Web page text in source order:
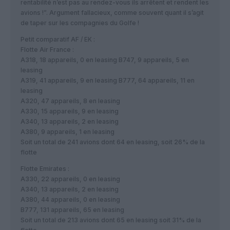
rentabilité n’est pas au rendez-vous ils arrêtent et rendent les
avions !”. Argument fallacieux, comme souvent quant il s’agit
de taper sur les compagnies du Golfe !
Petit comparatif AF / EK :
Flotte Air France :
A318, 18 appareils, 0 en leasing B747, 9 appareils, 5 en
leasing
A319, 41 appareils, 9 en leasing B777, 64 appareils, 11 en
leasing
A320, 47 appareils, 8 en leasing
A330, 15 appareils, 9 en leasing
A340, 13 appareils, 2 en leasing
A380, 9 appareils, 1 en leasing
Soit un total de 241 avions dont 64 en leasing, soit 26% de la
flotte
Flotte Emirates :
A330, 22 appareils, 0 en leasing
A340, 13 appareils, 2 en leasing
A380, 44 appareils, 0 en leasing
B777, 131 appareils, 65 en leasing
Soit un total de 213 avions dont 65 en leasing soit 31% de la